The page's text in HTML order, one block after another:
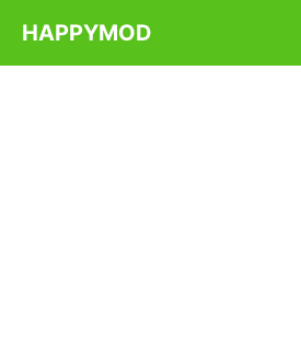
para
o
HAPPYMOD